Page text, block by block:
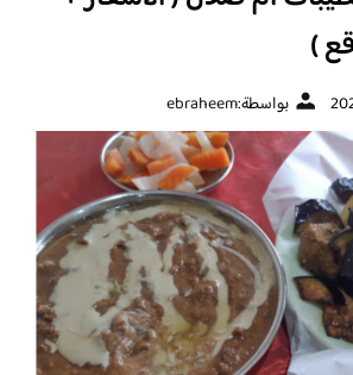
)
بواسطة:ebraheem